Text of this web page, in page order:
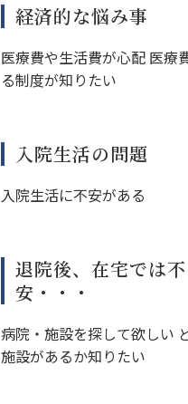
経済的な悩み事
医療費や生活費が心配 医療
る制度が知りたい
入院生活の問題
入院生活に不安がある
退院後、在宅では不
安・・・
病院・施設を探して欲しい
施設があるか知りたい